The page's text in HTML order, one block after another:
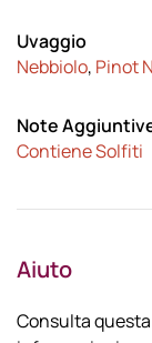
Uvaggio
Nebbiolo, Pinot
Note
Contiene Solfiti
Aiuto
Consulta